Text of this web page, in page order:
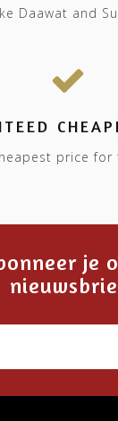
Daawat and
price
je